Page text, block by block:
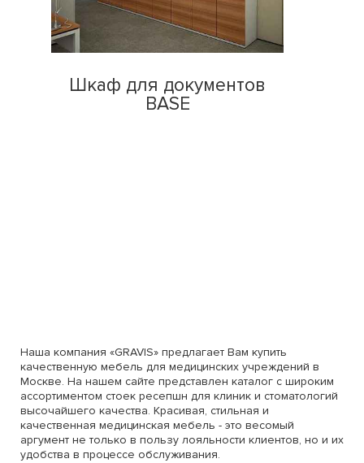
Шкаф для документов
BASE
Наша компания «GRAVIS» предлагает Вам купить
качественную мебель для медицинских учреждений в
Москве. На нашем сайте представлен каталог с широким
ассортиментом стоек ресепшн для клиник и стоматологий
высочайшего качества. Красивая, стильная и
качественная медицинская мебель - это весомый
аргумент не только в пользу лояльности клиентов, но и их
удобства в процессе обслуживания.